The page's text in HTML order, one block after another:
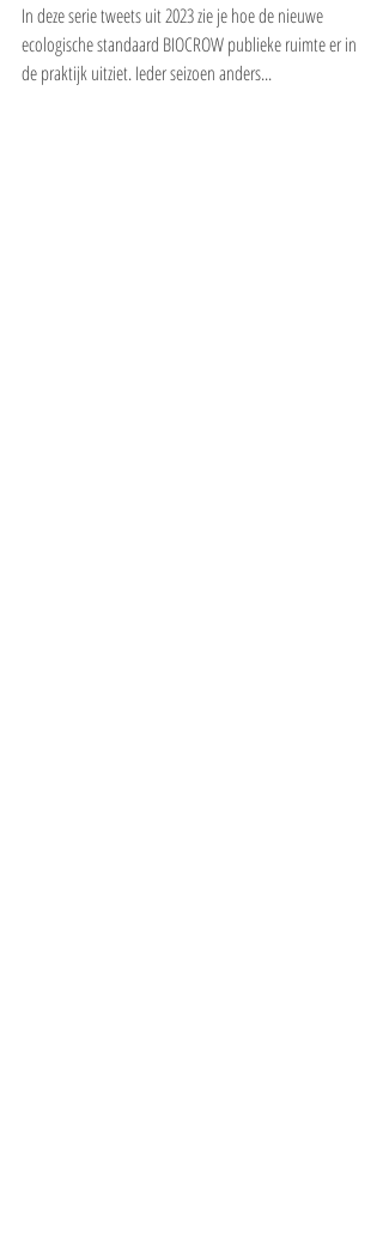
In deze serie tweets uit 2023 zie je hoe de nieuwe
ecologische standaard BIOCROW publieke ruimte er in
de praktijk uitziet. Ieder seizoen anders...